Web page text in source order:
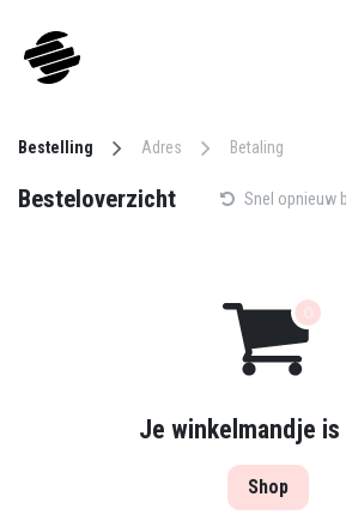
Bestelling Adres Betaling
Besteloverzicht Snel opnieuw
Je winkelmandje is
Shop